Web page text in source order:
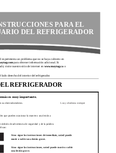
un problema que no se haya cubierto en
para obtener información adicional. Si
visite nuestro sitio de internet en www.maytag.ca o
lado derecho del interior del refrigerador.
REFRIGERADOR
PARA EL
DEL REFRIGERADOR
Si no sigue las instrucciones de inmediato, usted puede
morir o sufrir una lesión grave.
Si no sigue las instrucciones, usted puede morir o sufrir
una lesión grave.
es muy importante.
su electrodoméstico.
Lea y obedezca siempre
que pueden ocasionar la muerte o una lesión a
de advertencia de seguridad y de la palabra